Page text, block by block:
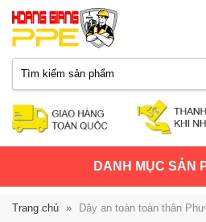
TOGGLE
DANH MỤC SẢN
Trang chủ » Dây an toàn toàn thân